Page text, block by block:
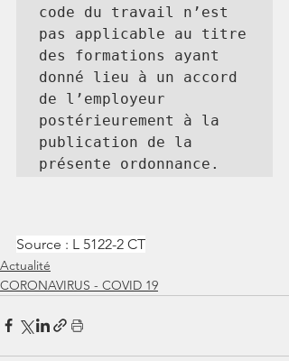
code du travail n’est
pas applicable au titre
des formations ayant
donné lieu à un accord
de l’employeur
postérieurement à la
publication de la
présente ordonnance.
Source : L 5122-2 CT
Actualité
CORONAVIRUS - COVID 19